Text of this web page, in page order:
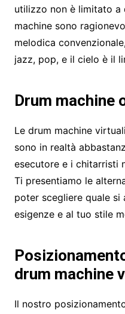
utilizzo non è limitato a
machine sono
melodica
jazz, pop, e il cielo è il
Drum machine
Le drum machine
sono in realtà
esecutore e i chitarristi
Ti presentiamo le
poter scegliere quale
esigenze e al tuo stile
drum machine
Il nostro